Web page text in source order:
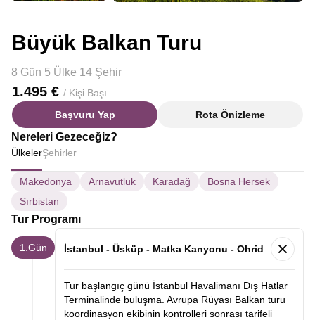
Büyük Balkan Turu
8 Gün 5 Ülke 14 Şehir
1.495 € / Kişi Başı
Başvuru Yap
Rota Önizleme
Nereleri Gezeceğiz?
ÜlkelerŞehirler
Makedonya Arnavutluk Karadağ
Bosna Hersek
Sırbistan
Tur Programı
1.Gün İstanbul - Üsküp - Matka Kanyonu - Ohrid
Tur başlangıç günü İstanbul Havalimanı Dış Hatlar
Terminalinde buluşma. Avrupa Rüyası Balkan turu
koordinasyon ekibinin kontrolleri sonrası tarifeli